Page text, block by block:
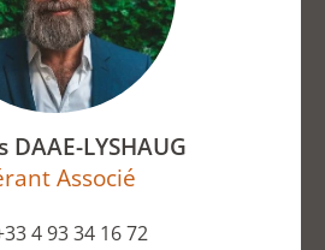
DAAE-LYSHAUG
Associé
4 93 34 16 72